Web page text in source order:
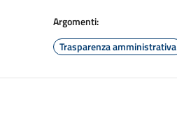
Argomenti:
Trasparenza amministrativa